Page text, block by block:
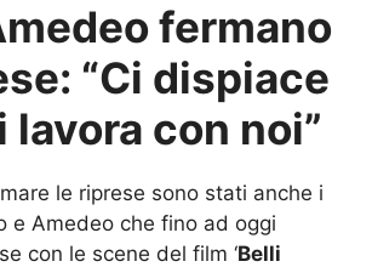
fermano
“Ci dispiace
lavora con noi”
le riprese sono stati anche i
e Amedeo che fino ad oggi
con le scene del film ‘Belli